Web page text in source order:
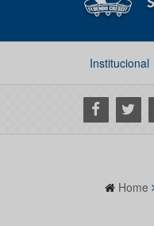
Institucional
Facebook
Twitter
Home